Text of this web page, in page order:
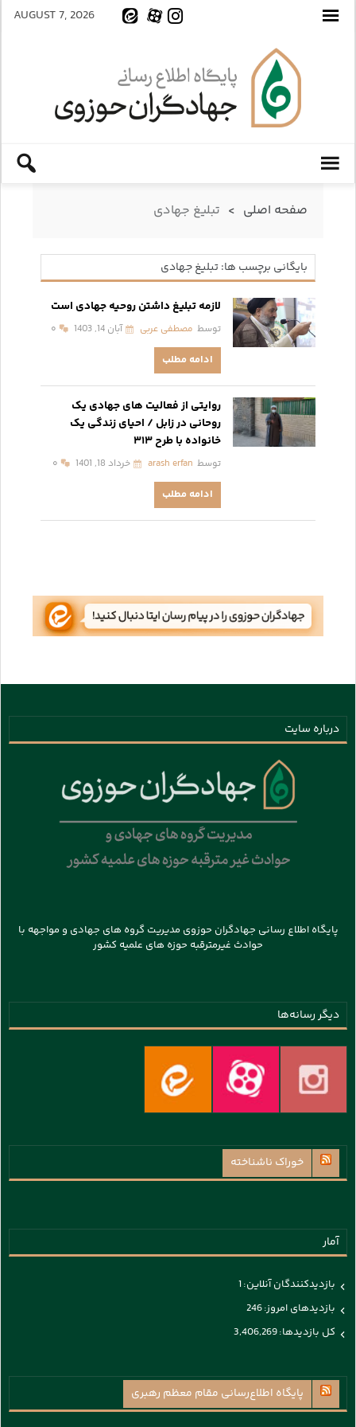
AUGUST 7, 2026
صفحه اصلی > تبلیغ جهادی
بایگانی برچسب ها: تبلیغ جهادی
لازمه تبلیغ داشتن روحیه جهادی است
توسط مصطفی عربی آبان 14, 1403 ۰
ادامه مطلب
روایتی از فعالیت های جهادی یک
روحانی در زابل / احیای زندگی یک
خانواده با طرح ۳۱۳
توسط arash erfan خرداد 18, 1401 ۰
ادامه مطلب
درباره سایت
پایگاه اطلاع رسانی جهادگران حوزوی مدیریت گروه های جهادی و مواجهه با
حوادث غیرمترقبه حوزه های علمیه کشور
دیگر رسانه‌ها
خوراک ناشناخته
آمار
بازدیدکنندگان آنلاین:1
بازدیدهای امروز:246
کل بازدیدها:3,406,269
پايگاه اطلاع‌رسانی مقام معظم رهبری